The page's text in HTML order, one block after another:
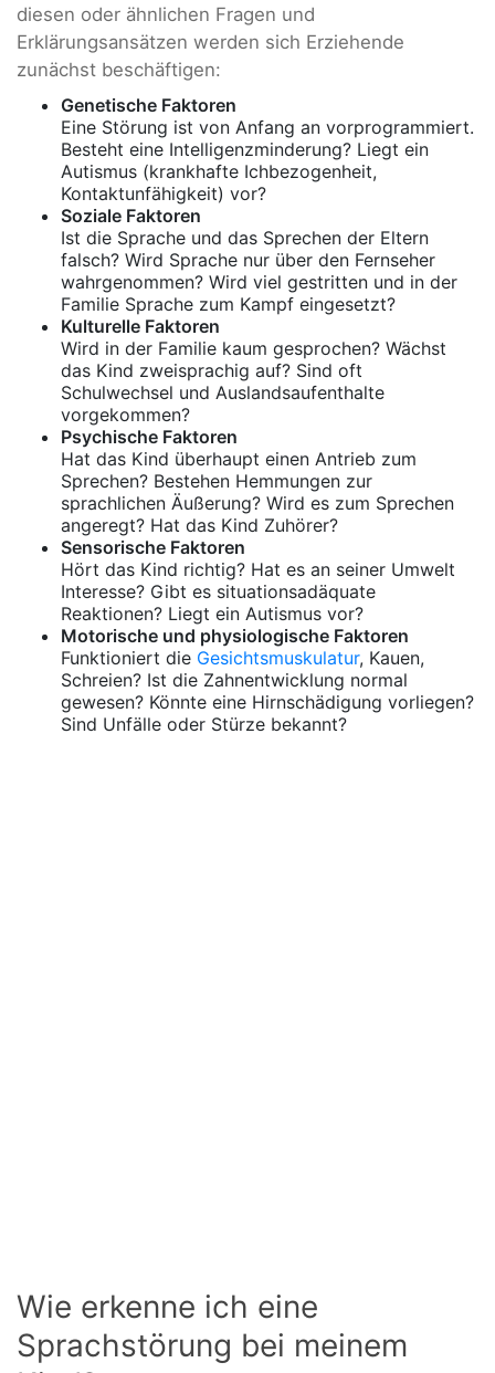
diesen oder ähnlichen Fragen und
Erklärungsansätzen werden sich Erziehende
zunächst beschäftigen:
Genetische Faktoren
Eine Störung ist von Anfang an vorprogrammiert.
Besteht eine Intelligenzminderung? Liegt ein
Autismus (krankhafte Ichbezogenheit,
Kontaktunfähigkeit) vor?
Soziale Faktoren
Ist die Sprache und das Sprechen der Eltern
falsch? Wird Sprache nur über den Fernseher
wahrgenommen? Wird viel gestritten und in der
Familie Sprache zum Kampf eingesetzt?
Kulturelle Faktoren
Wird in der Familie kaum gesprochen? Wächst
das Kind zweisprachig auf? Sind oft
Schulwechsel und Auslandsaufenthalte
vorgekommen?
Psychische Faktoren
Hat das Kind überhaupt einen Antrieb zum
Sprechen? Bestehen Hemmungen zur
sprachlichen Äußerung? Wird es zum Sprechen
angeregt? Hat das Kind Zuhörer?
Sensorische Faktoren
Hört das Kind richtig? Hat es an seiner Umwelt
Interesse? Gibt es situationsadäquate
Reaktionen? Liegt ein Autismus vor?
Motorische und physiologische Faktoren
Funktioniert die Gesichtsmuskulatur, Kauen,
Schreien? Ist die Zahnentwicklung normal
gewesen? Könnte eine Hirnschädigung vorliegen?
Sind Unfälle oder Stürze bekannt?
Wie erkenne ich eine
Sprachstörung bei meinem